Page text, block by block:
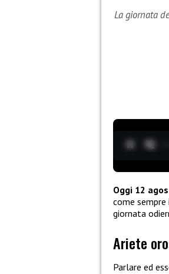
La giornata
Oggi 12
come
giornata
Ariete
Parlare ed